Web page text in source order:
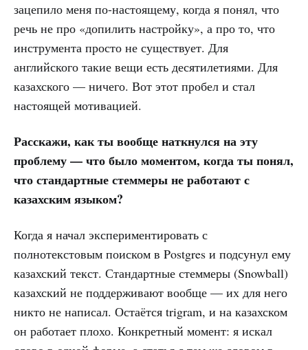
зацепило меня по-настоящему, когда я понял, что
речь не про «допилить настройку», а про то, что
инструмента просто не существует. Для
английского такие вещи есть десятилетиями. Для
казахского — ничего. Вот этот пробел и стал
настоящей мотивацией.
Расскажи, как ты вообще наткнулся на эту
проблему — что было моментом, когда ты понял,
что стандартные стеммеры не работают с
казахским языком?
Когда я начал экспериментировать с
полнотекстовым поиском в Postgres и подсунул ему
казахский текст. Стандартные стеммеры (Snowball)
казахский не поддерживают вообще — их для него
никто не написал. Остаётся trigram, и на казахском
он работает плохо. Конкретный момент: я искал